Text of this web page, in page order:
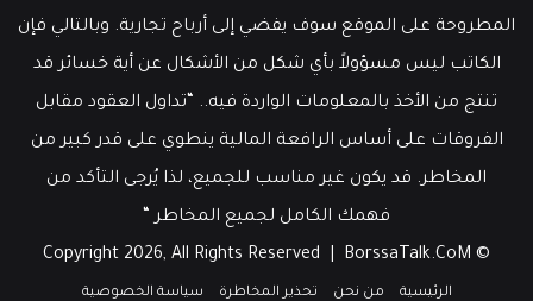
المطروحة على الموقع سوف يفضي إلى أرباح تجارية. وبالتالي فإن
الكاتب ليس مسؤولاً بأي شكل من الأشكال عن أية خسائر قد
تنتج من الأخذ بالمعلومات الواردة فيه.. “تداول العقود مقابل
الفروقات على أساس الرافعة المالية ينطوي على قدر كبير من
المخاطر. قد يكون غير مناسب للجميع، لذا يُرجى التأكد من
فهمك الكامل لجميع المخاطر “
© Copyright 2026, All Rights Reserved |
BorssaTalk.CoM
الرئيسية من نحن تحذير المخاطرة سياسة الخصوصية